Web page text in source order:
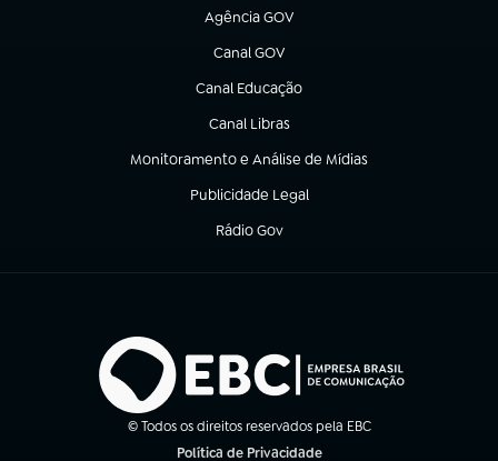
Agência GOV
(abre em nova aba)
Canal GOV
(abre em nova aba)
Canal Educação
(abre em nova aba)
Canal Libras
(abre em nova aba)
Monitoramento e Análise de Mídias
(abre em nova aba)
Publicidade Legal
(abre em nova aba)
Rádio Gov
(abre em nova aba)
© Todos os direitos reservados pela EBC
Política de Privacidade